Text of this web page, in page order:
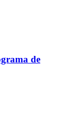
de